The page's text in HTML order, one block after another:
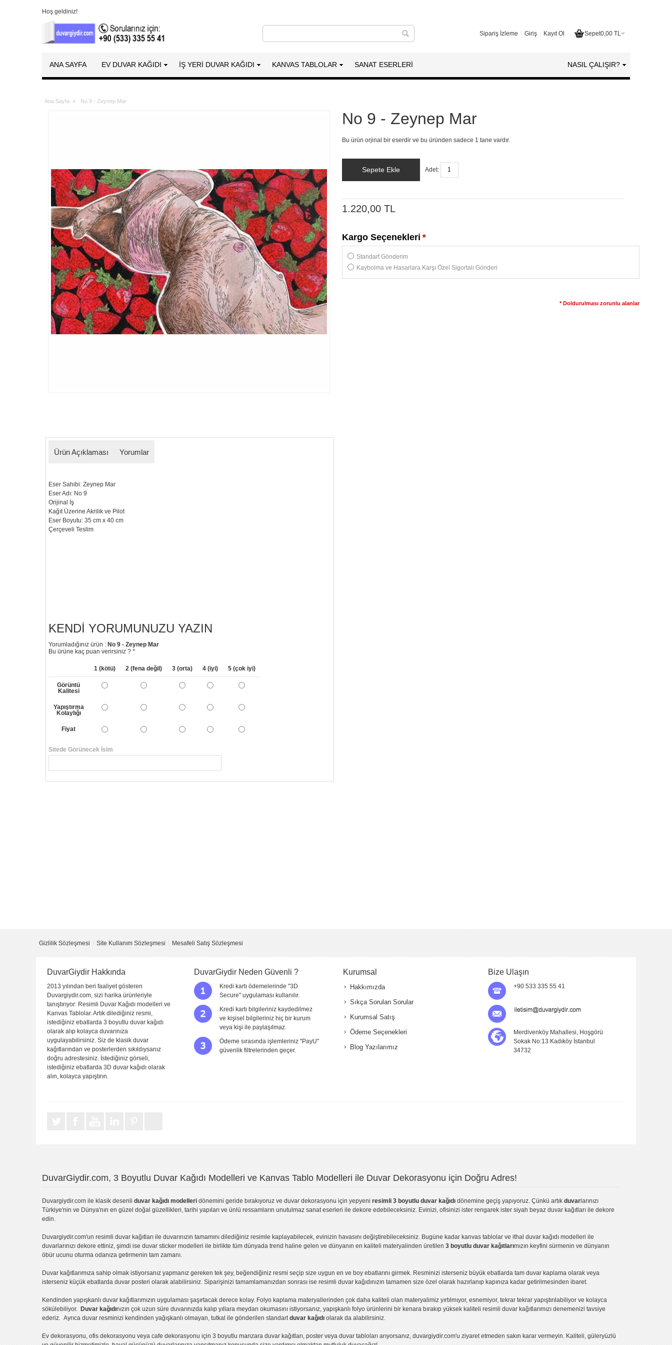
Hoş geldiniz!
Sepet0,00 TL
Sipariş İzleme Giriş Kayıt Ol
ANA SAYFA EV DUVAR KAĞIDI İŞ YERİ DUVAR KAĞIDI KANVAS TABLOLAR SANAT ESERLERI NASIL ÇALIŞIR?
Ana Sayfa » No 9 - Zeynep Mar
No 9 - Zeynep Mar
Bu ürün orjinal bir eserdir ve bu üründen sadece 1 tane vardır.
Sepete Ekle Adet:
1.220,00 TL
*
Kargo Seçenekleri
Standart Gönderim
Kaybolma ve Hasarlara Karşı Özel Sigortalı Gönderi
* Doldurulması zorunlu alanlar
Ürün Açıklaması Yorumlar
Eser Sahibi: Zeynep Mar
Eser Adı: No 9
Orijinal İş
Kağıt Üzerine Akrilik ve Pilot
Eser Boyutu: 35 cm x 40 cm
Çerçeveli Teslim
KENDI YORUMUNUZU YAZIN
Yorumladığınız ürün : No 9 - Zeynep Mar
Bu ürüne kaç puan verirsiniz ? *
1 (kötü) 2 (fena değil) 3 (orta) 4 (iyi) 5 (çok iyi)
Görüntü
Kalitesi
Yapıştırma
Kolaylığı
Fiyat
Sitede Görünecek İsim
Gizlilik Sözleşmesi Site Kullanım Sözleşmesi Mesafeli Satış Sözleşmesi
DuvarGiydir Hakkında
2013 yılından beri faaliyet gösteren
Duvargiydir.com, sizi harika ürünleriyle
tanıştırıyor: Resimli Duvar Kağıdı modelleri ve
Kanvas Tablolar. Artık dilediğiniz resmi,
istediğiniz ebatlarda 3 boyutlu duvar kağıdı
olarak alıp kolayca duvarınıza
uygulayabilirsiniz. Siz de klasik duvar
kağıtlarından ve posterlerden sıkıldıysanız
doğru adrestesiniz. İstediğiniz görseli,
istediğiniz ebatlarda 3D duvar kağıdı olarak
alın, kolayca yapıştırın.
DuvarGiydir Neden Güvenli ?
Kredi kartı ödemelerinde "3D
Secure" uygulaması kullanılır.
Kredi kartı bilgileriniz kaydedilmez
ve kişisel bilgileriniz hiç bir kurum
veya kişi ile paylaşılmaz.
Ödeme sırasında işlemleriniz "PayU"
güvenlik filtrelerinden geçer.
Kurumsal
Hakkımızda
Sıkça Sorulan Sorular
Kurumsal Satış
Ödeme Seçenekleri
Blog Yazılarımız
Bize Ulaşın
+90 533 335 55 41
Merdivenköy Mahallesi, Hoşgörü
Sokak No:13 Kadıköy İstanbul
34732
DuvarGiydir.com, 3 Boyutlu Duvar Kağıdı Modelleri ve Kanvas Tablo Modelleri ile Duvar Dekorasyonu için Doğru Adres!
Duvargiydir.com ile klasik desenli duvar kağıdı modelleri dönemini geride bırakıyoruz ve duvar dekorasyonu için yepyeni resimli 3 boyutlu duvar kağıdı dönemine geçiş yapıyoruz. Çünkü artık duvar larınızı
Türkiye'nin ve Dünya'nın en güzel doğal güzellikleri, tarihi yapıları ve ünlü ressamların unutulmaz sanat eserleri ile dekore edebileceksiniz. Evinizi, ofisinizi ister rengarek ister siyah beyaz duvar kağıtları ile dekore
edin.
Duvargiydir.com'un resimli duvar kağıtları ile duvarınızın tamamını dilediğiniz resimle kaplayabilecek, evinizin havasını değiştirebileceksiniz. Bugüne kadar kanvas tablo lar ve ithal duvar kağıdı modelleri ile
duvarlarınızı dekore ettiniz, şimdi ise duvar sticker modelleri ile birlikte tüm dünyada trend haline gelen ve dünyanın en kaliteli materyalinden üretilen 3 boyutlu duvar kağıtlarımızın keyfini sürmenin ve dünyanın
öbür ucunu oturma odanıza getirmenin tam zamanı.
Duvar kağıtlarımıza sahip olmak istiyorsanız yapmanız gereken tek şey, beğendiğiniz resmi seçip size uygun en ve boy ebatlarını girmek. Resminizi isterseniz büyük ebatlarda tam duvar kaplama olarak veya
isterseniz küçük ebatlarda duvar posteri olarak alabilirsiniz. Siparişinizi tamamlamanızdan sonrası ise resimli duvar kağıdınızın tamamen size özel olarak hazırlanıp kapınıza kadar getirilmesinden ibaret.
Kendinden yapışkanlı duvar kağıtlarımızın uygulaması şaşırtacak derece kolay. Folyo kaplama materyallerinden çok daha kaliteli olan materyalimiz yırtılmıyor, esnemiyor, tekrar tekrar yapıştırılabiliyor ve kolayca
sökülebiliyor. Duvar kağıdınızın çok uzun süre duvarınızda kalıp yıllara meydan okumasını istiyorsanız, yapışkanlı folyo ürünlerini bir kenara bırakıp yüksek kaliteli resimli duvar kağıtlarımızı denemenizi tavsiye
ederiz. Ayrıca duvar resminizi kendinden yağışkanlı olmayan, tutkal ile gönderilen standartduvar kağıdı olarak da alabilirsiniz.
Ev dekorasyonu, ofis dekorasyonu veya cafe dekorasyonu için 3 boyutlu manzara duvar kağıtları, poster veya duvar tabloları arıyorsanız, duvargiydir.com'u ziyaret etmeden sakın karar vermeyin. Kaliteli, güleryüzlü